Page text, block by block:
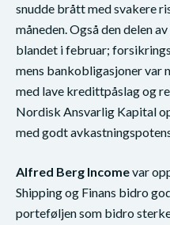
snudde brått med svakere
måneden. Også den delen
blandet i februar;
mens bankobligasjoner var
med lave kredittpåslag og
Nordisk Ansvarlig Kapital
med godt
Alfred Berg Incomevar
Shipping og Finans bidro
porteføljen som bidro